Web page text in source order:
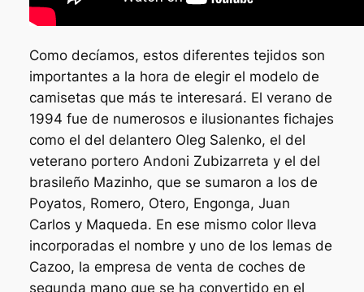
Como decíamos, estos diferentes tejidos son
importantes a la hora de elegir el modelo de
camisetas que más te interesará. El verano de
1994 fue de numerosos e ilusionantes fichajes
como el del delantero Oleg Salenko, el del
veterano portero Andoni Zubizarreta y el del
brasileño Mazinho, que se sumaron a los de
Poyatos, Romero, Otero, Engonga, Juan
Carlos y Maqueda. En ese mismo color lleva
incorporadas el nombre y uno de los lemas de
Cazoo, la empresa de venta de coches de
segunda mano que se ha convertido en el